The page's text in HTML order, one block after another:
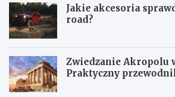
Jakie akcesoria
road?
Zwiedzanie Akropolu
Praktyczny
Z
B